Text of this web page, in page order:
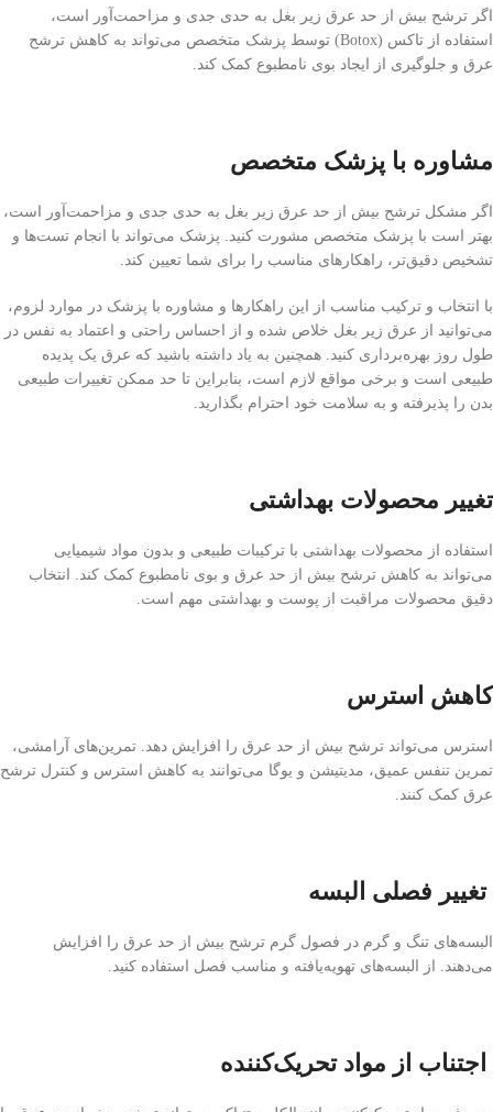
اگر ترشح بیش از حد عرق زیر بغل به حدی جدی و مزاحمت‌آور است،
استفاده از تاکس (Botox) توسط پزشک متخصص می‌تواند به کاهش ترشح
عرق و جلوگیری از ایجاد بوی نامطبوع کمک کند.
مشاوره با پزشک متخصص
اگر مشکل ترشح بیش از حد عرق زیر بغل به حدی جدی و مزاحمت‌آور است،
بهتر است با پزشک متخصص مشورت کنید. پزشک می‌تواند با انجام تست‌ها و
تشخیص دقیق‌تر، راهکارهای مناسب را برای شما تعیین کند.
با انتخاب و ترکیب مناسب از این راهکارها و مشاوره با پزشک در موارد لزوم،
می‌توانید از عرق زیر بغل خلاص شده و از احساس راحتی و اعتماد به نفس در
طول روز بهره‌برداری کنید. همچنین به یاد داشته باشید که عرق یک پدیده
طبیعی است و برخی مواقع لازم است، بنابراین تا حد ممکن تغییرات طبیعی
بدن را پذیرفته و به سلامت خود احترام بگذارید.
تغییر محصولات بهداشتی
استفاده از محصولات بهداشتی با ترکیبات طبیعی و بدون مواد شیمیایی
می‌تواند به کاهش ترشح بیش از حد عرق و بوی نامطبوع کمک کند. انتخاب
دقیق محصولات مراقبت از پوست و بهداشتی مهم است.
کاهش استرس
استرس می‌تواند ترشح بیش از حد عرق را افزایش دهد. تمرین‌های آرامشی،
تمرین تنفس عمیق، مدیتیشن و یوگا می‌توانند به کاهش استرس و کنترل ترشح
عرق کمک کنند.
تغییر فصلی البسه
البسه‌های تنگ و گرم در فصول گرم ترشح بیش از حد عرق را افزایش
می‌دهند. از البسه‌های تهویه‌یافته و مناسب فصل استفاده کنید.
اجتناب از مواد تحریک‌کننده